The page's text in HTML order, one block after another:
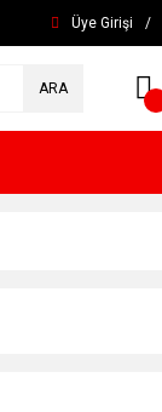
Üye Girişi /
ARA